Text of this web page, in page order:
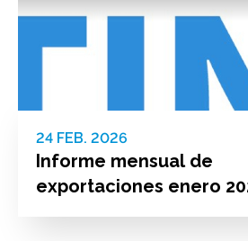
24 FEB. 2026
Informe mensual de
exportaciones enero